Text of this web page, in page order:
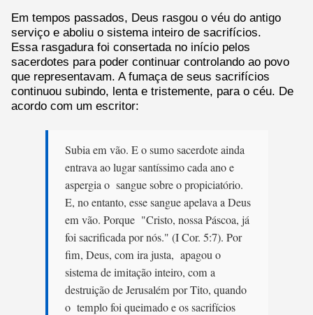
Em tempos passados, Deus rasgou o véu do antigo
serviço e aboliu o sistema inteiro de sacrifícios.
Essa rasgadura foi consertada no início pelos
sacerdotes para poder continuar controlando ao povo
que representavam. A fumaça de seus sacrifícios
continuou subindo, lenta e tristemente, para o céu. De
acordo com um escritor:
Subia em vão. E o sumo sacerdote ainda
entrava ao lugar santíssimo cada ano e
aspergia o sangue sobre o propiciatório.
E, no entanto, esse sangue apelava a Deus
em vão. Porque "Cristo, nossa Páscoa, já
foi sacrificada por nós." (I Cor. 5:7). Por
fim, Deus, com ira justa, apagou o
sistema de imitação inteiro, com a
destruição de Jerusalém por Tito, quando
o templo foi queimado e os sacrifícios